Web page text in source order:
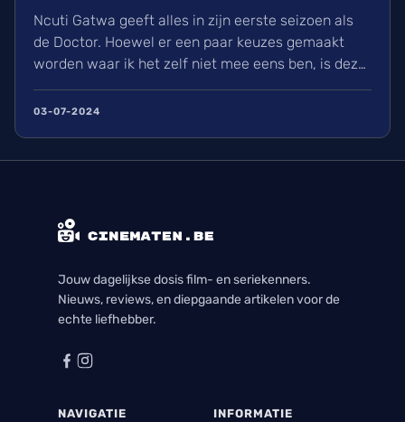
Ncuti Gatwa geeft alles in zijn eerste seizoen als
de Doctor. Hoewel er een paar keuzes gemaakt
worden waar ik het zelf niet mee eens ben, is deze
regeneratie van Doctor Who wel een aangename
watch met genoeg in waardoor ik elke aflevering
03-07-2024
Jouw dagelijkse dosis film- en seriekenners.
Nieuws, reviews, en diepgaande artikelen voor de
echte liefhebber.
NAVIGATIE INFORMATIE